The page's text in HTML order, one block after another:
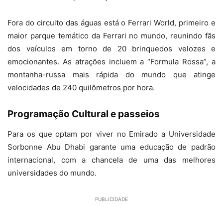
Fora do circuito das águas está o Ferrari World, primeiro e
maior parque temático da Ferrari no mundo, reunindo fãs
dos veículos em torno de 20 brinquedos velozes e
emocionantes. As atrações incluem a “Formula Rossa”, a
montanha-russa mais rápida do mundo que atinge
velocidades de 240 quilômetros por hora.
Programação Cultural e passeios
Para os que optam por viver no Emirado a Universidade
Sorbonne Abu Dhabi garante uma educação de padrão
internacional, com a chancela de uma das melhores
universidades do mundo.
PUBLICIDADE